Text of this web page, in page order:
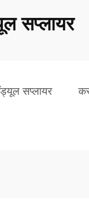
सप्लायर
सप्लायर